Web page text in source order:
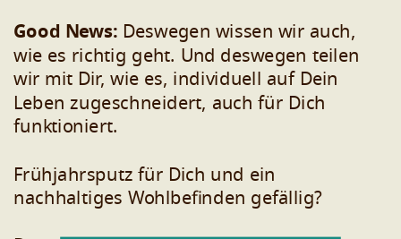
Good News: Deswegen wissen wir auch,
wie es richtig geht. Und deswegen teilen
wir mit Dir, wie es, individuell auf Dein
Leben zugeschneidert, auch für Dich
funktioniert.
Frühjahrsputz für Dich und ein
nachhaltiges Wohlbefinden gefällig?